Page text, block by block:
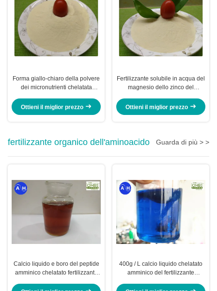
Forma giallo-chiaro della polvere
dei micronutrienti chelatata
zinco del boro
Ottieni il miglior prezzo
Fertilizzante solubile in acqua del
magnesio dello zinco del
aminoacido
Ottieni il miglior prezzo
fertilizzante organico dell'aminoacido Guarda di più > >
Calcio liquido e boro del peptide
amminico chelatato fertilizzante
400g / L calcio liquido chelatato
amminico del fertilizzante